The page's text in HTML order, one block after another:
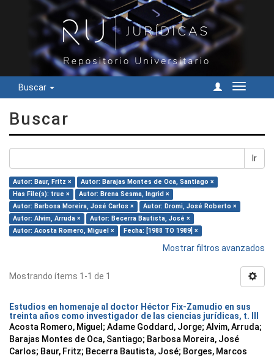
Buscar
Cambiar
Buscar
Ir
Autor: Baur, Fritz ×
Autor: Barajas Montes de Oca, Santiago ×
Has File(s): true ×
Autor: Brena Sesma, Ingrid ×
Autor: Barbosa Moreira, José Carlos ×
Autor: Dromi, José Roberto ×
Autor: Alvim, Arruda ×
Autor: Becerra Bautista, José ×
Autor: Acosta Romero, Miguel ×
Fecha: [1988 TO 1989] ×
Mostrar filtros avanzados
Mostrando ítems 1-1 de 1
Estudios en homenaje al doctor Héctor Fix-Zamudio en sus
treinta años como investigador de las ciencias jurídicas, t. III
Acosta Romero, Miguel; Adame Goddard, Jorge; Alvim, Arruda;
Barajas Montes de Oca, Santiago; Barbosa Moreira, José
Carlos; Baur, Fritz; Becerra Bautista, José; Borges, Marcos